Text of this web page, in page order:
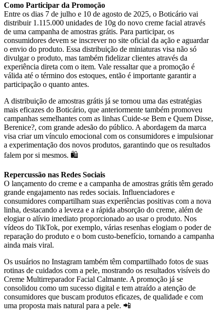
Como Participar da Promoção
Entre os dias 7 de julho e 10 de agosto de 2025, o Boticário vai
distribuir 1.115.000 unidades de 10g do novo creme facial através
de uma campanha de amostras grátis. Para participar, os
consumidores devem se inscrever no site oficial da ação e aguardar
o envio do produto. Essa distribuição de miniaturas visa não só
divulgar o produto, mas também fidelizar clientes através da
experiência direta com o item. Vale ressaltar que a promoção é
válida até o término dos estoques, então é importante garantir a
participação o quanto antes.
A distribuição de amostras grátis já se tornou uma das estratégias
mais eficazes do Boticário, que anteriormente também promoveu
campanhas semelhantes com as linhas Cuide-se Bem e Quem Disse,
Berenice?, com grande adesão do público. A abordagem da marca
visa criar um vínculo emocional com os consumidores e impulsionar
a experimentação dos novos produtos, garantindo que os resultados
falem por si mesmos. 🛍️
Repercussão nas Redes Sociais
O lançamento do creme e a campanha de amostras grátis têm gerado
grande engajamento nas redes sociais. Influenciadores e
consumidores compartilham suas experiências positivas com a nova
linha, destacando a leveza e a rápida absorção do creme, além de
elogiar o alívio imediato proporcionado ao usar o produto. Nos
vídeos do TikTok, por exemplo, várias resenhas elogiam o poder de
reparação do produto e o bom custo-benefício, tornando a campanha
ainda mais viral.
Os usuários no Instagram também têm compartilhado fotos de suas
rotinas de cuidados com a pele, mostrando os resultados visíveis do
Creme Multirreparador Facial Calmante. A promoção já se
consolidou como um sucesso digital e tem atraído a atenção de
consumidores que buscam produtos eficazes, de qualidade e com
uma proposta mais natural para a pele. 📲